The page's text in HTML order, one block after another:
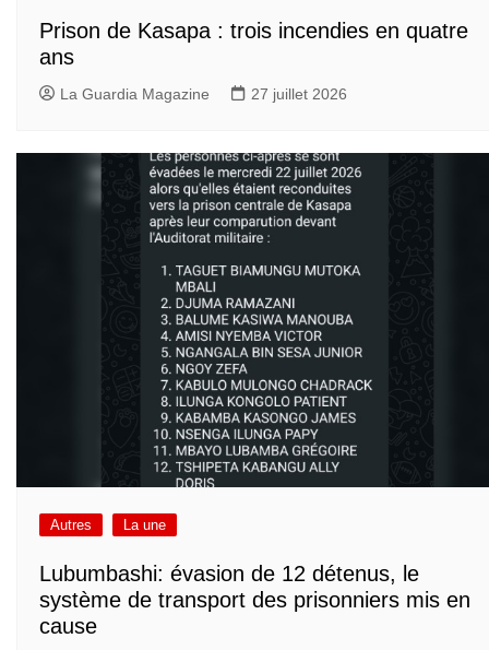
Prison de Kasapa : trois incendies en quatre
ans
La Guardia Magazine 27 juillet 2026
Autres La une
Lubumbashi: évasion de 12 détenus, le
système de transport des prisonniers mis en
cause